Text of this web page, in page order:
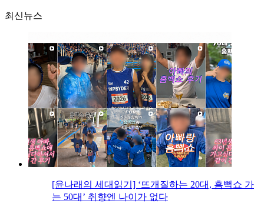
최신뉴스
[윤나래의 세대읽기] ‘뜨개질하는 20대, 흠뻑쇼 가
는 50대’ 취향엔 나이가 없다